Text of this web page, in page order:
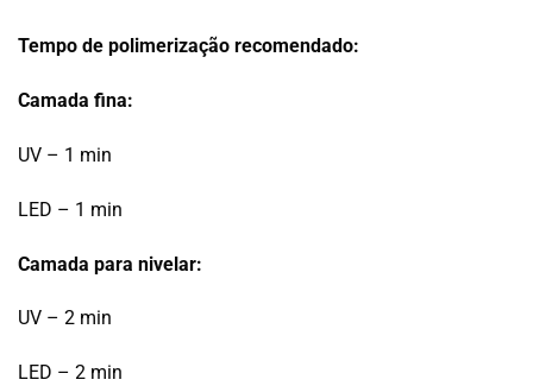
Tempo de polimerização recomendado:
Camada fina:
UV – 1 min
LED – 1 min
Camada para nivelar:
UV – 2 min
LED – 2 min